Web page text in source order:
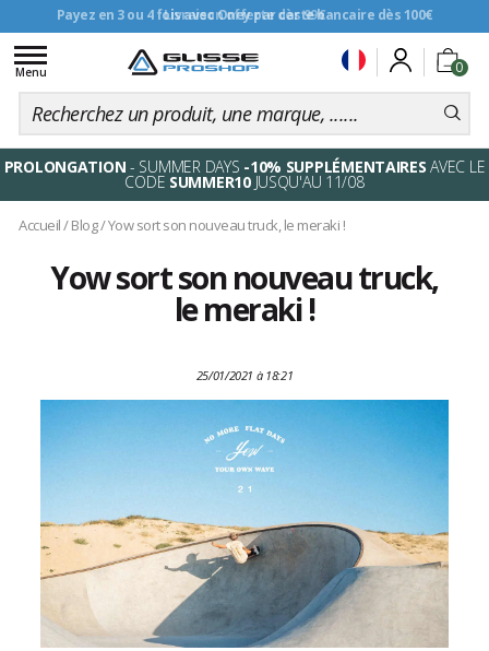
Livraison offerte dès 99€
0
Toggle
navigation
Menu
PROLONGATION - SUMMER DAYS -10% SUPPLÉMENTAIRES AVEC LE
CODE SUMMER10JUSQU'AU 11/08
Accueil/Blog/Yow sort son nouveau truck, le meraki !
Yow sort son nouveau truck,
le meraki !
25/01/2021 à 18:21